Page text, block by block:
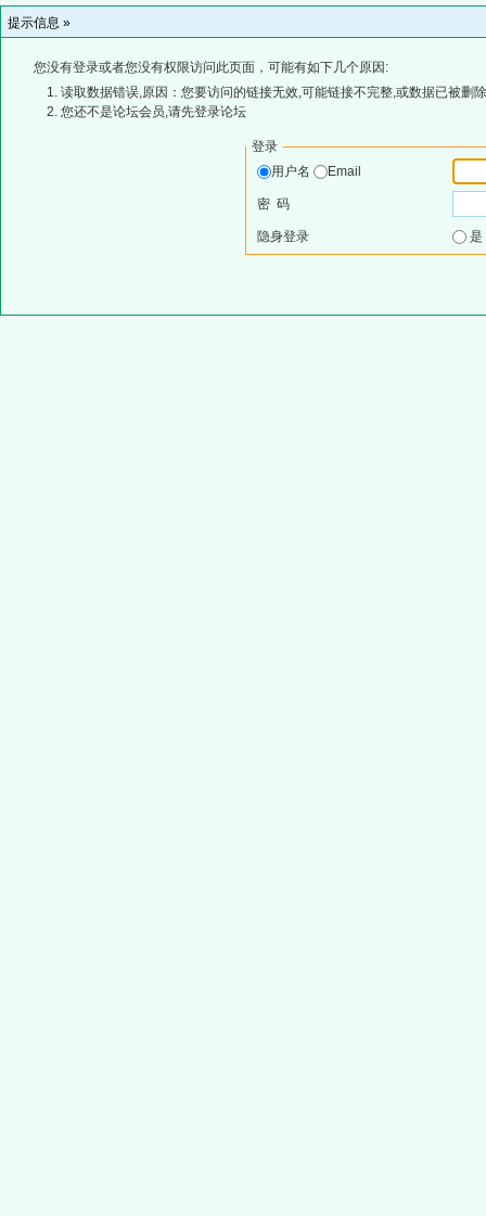
提示信息 »
您没有登录或者您没有权限访问此页面，可能有如下几个原因:
读取数据错误,原因：您要访问的链接无效,可能链接不完整,或数据已被删
您还不是论坛会员,请先登录论坛
登录
用户名
Email
密 码
隐身登录